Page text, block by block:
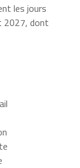
les jours
2027, dont